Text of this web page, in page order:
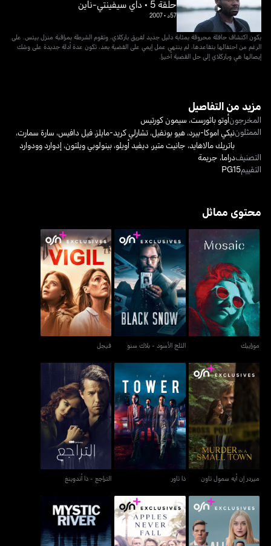
حلقة 5 • داي سيفينتي-ناين
57د •
2007
يكون اكتشاف حافلة محروقة بمثابة دليل جديد لفريق باركلاي، وتقوم الشرطة بمراقبة منزل بيتس. على
الرغم من احتفالها بتقاعدها، لم ينتهي عمل إيمي على القضية بعد، تكون عدة أدلة جديدة على وشك
إيصالها هي وباركلاي إلى حل القضية أخيرا.
مزيد من التفاصيل
المخرجونأوتو باثورست، سيمون كورتيس
الممثلوننيكي اموكا-بيرد،هيو بونفيل،تشارلي كريد-مايلز،فيل دافيس، سارة سمارت،
باتريك مالاهايد، جانيت متير، ديفيد أويلو،بينولوبي ويلتون، إدوارد وودوارد
التصنيفدراما، جريمة
التقييمPG15
محتوى مماثل
موزاييك
موزاييك
الثلج الأسود - بلاك سنو
الثلج الأسود - بلاك سنو
فيجل
فيجل
ميردر إن أيه سمول تاون
ميردر إن أيه سمول تاون
ذا تاور
ذا تاور
التراجع - ذا أندوينغ
التراجع - ذا أندوينغ
التفاح لا يسقط أبداً - أبلز